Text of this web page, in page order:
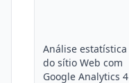
Análise estatística
do sítio Web com
Google Analytics 4